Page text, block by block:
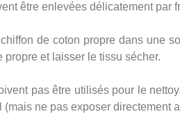
être enlevées délicatement
de coton propre dans une
et laisser le tissu sécher.
pas être utilisés pour le
ne pas exposer directement